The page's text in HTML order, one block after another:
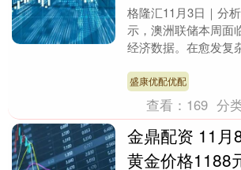
格隆汇11月3日｜分
示，澳洲联储本周面
经济数据。在愈发复
利....
盛康优配优配
查看： 169 分
金鼎配资 11月
黄金价格1188